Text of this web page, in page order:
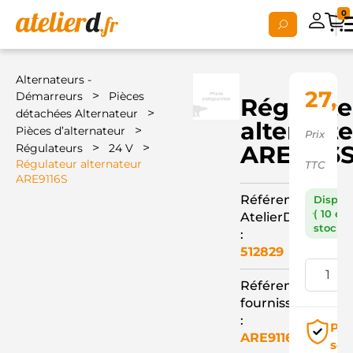
0
Alternateurs -
Démarreurs
>
Pièces
détachées Alternateur
>
Pièces d’alternateur >
Régulateurs > 24 V >
Régulateur alternateur
ARE9116S
Référence
AtelierD
:
512829
Référence
fournisseur
:
ARE9116S
Prix
TTC
( 10 en
stock )